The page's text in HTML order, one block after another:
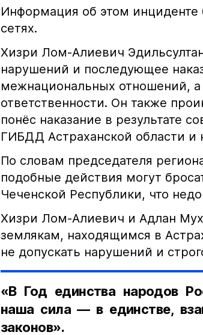
Информация об этом
сетях.
Хизри Лом-Алиевич
нарушений и последующее
межнациональных отношений, а
ответственности. Он также
понёс наказание в результате
ГИБДД Астраханской области и
По словам председателя
подобные действия могут
Чеченской Республики, что
Хизри Лом-Алиевич и Адлан
землякам, находящимся в
не допускать нарушений и
«В Год единства народов
наша сила — в единстве,
законов».